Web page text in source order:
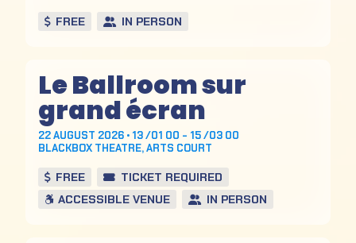
FREE IN PERSON
Le Ballroom sur
grand écran
22 AUGUST 2026 • 13 /01 00 - 15 /03 00
BLACKBOX THEATRE, ARTS COURT
FREE
TICKET REQUIRED
ACCESSIBLE VENUE
IN PERSON